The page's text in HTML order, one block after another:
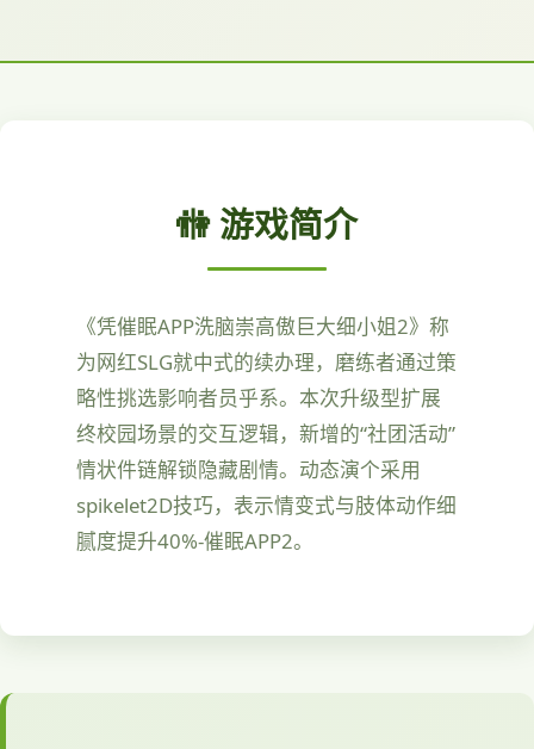
🚻 游戏简介
《凭催眠APP洗脑崇高傲巨大细小姐2》称
为网红SLG就中式的续办理，磨练者通过策
略性挑选影响者员乎系。本次升级型扩展
终校园场景的交互逻辑，新增的“社团活动”
情状件链解锁隐藏剧情。动态演个采用
spikelet2D技巧，表示情变式与肢体动作细
腻度提升40%-催眠APP2。